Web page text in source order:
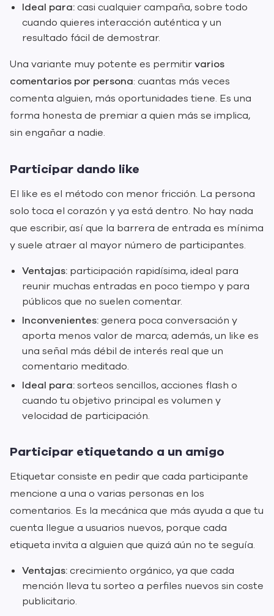
Ideal para:casi cualquier campaña, sobre todo
cuando quieres interacción auténtica y un
resultado fácil de demostrar.
Una variante muy potente es permitirvarios
comentarios por persona: cuantas más veces
comenta alguien, más oportunidades tiene. Es una
forma honesta de premiar a quien más se implica,
sin engañar a nadie.
Participar dando like
El like es el método con menor fricción. La persona
solo toca el corazón y ya está dentro. No hay nada
que escribir, así que la barrera de entrada es mínima
y suele atraer al mayor número de participantes.
Ventajas: participación rapidísima, ideal para
reunir muchas entradas en poco tiempo y para
públicos que no suelen comentar.
Inconvenientes:genera poca conversación y
aporta menos valor de marca; además, un like es
una señal más débil de interés real que un
comentario meditado.
Ideal para:sorteos sencillos, acciones flash o
cuando tu objetivo principal es volumen y
velocidad de participación.
Participar etiquetando a un amigo
Etiquetar consiste en pedir que cada participante
mencione a una o varias personas en los
comentarios. Es la mecánica que más ayuda a que tu
cuenta llegue a usuarios nuevos, porque cada
etiqueta invita a alguien que quizá aún no te seguía.
Ventajas:crecimiento orgánico, ya que cada
mención lleva tu sorteo a perfiles nuevos sin coste
publicitario.